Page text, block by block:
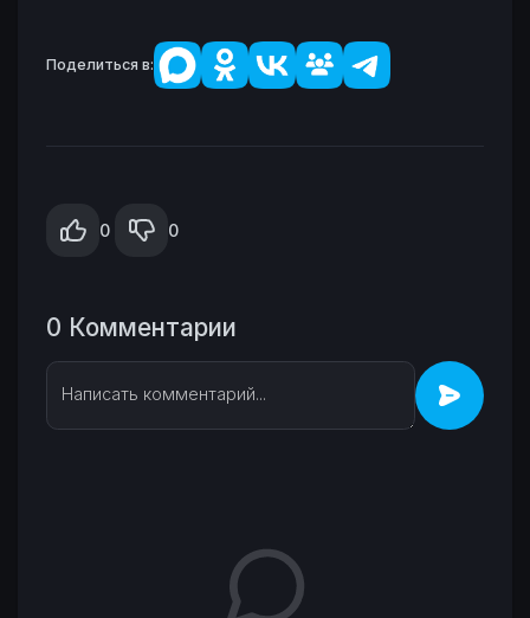
Поделиться в:
0 0
0 Комментарии
Написать комментарий...